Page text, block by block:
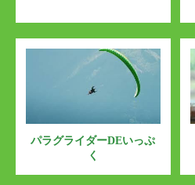
パラグライダーDEいっぷ
く